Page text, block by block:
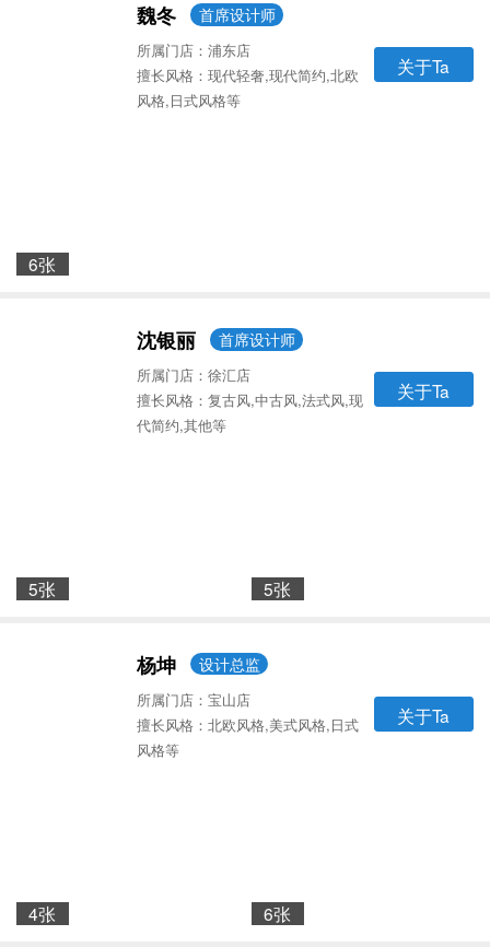
魏冬 首席设计师
所属门店：浦东店
擅长风格：现代轻奢,现代简约,北欧
风格,日式风格等
关于Ta
6张
沈银丽 首席设计师
所属门店：徐汇店
擅长风格：复古风,中古风,法式风,现
代简约,其他等
关于Ta
5张 5张
杨坤 设计总监
所属门店：宝山店
擅长风格：北欧风格,美式风格,日式
风格等
关于Ta
4张 6张